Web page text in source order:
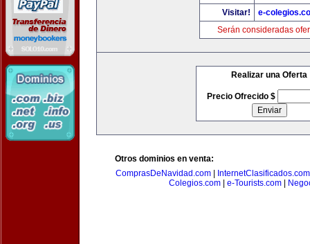
Visitar!
e-
Serán consideradas
Realizar una Oferta
Precio Ofrecido $
Otros dominios en venta:
ComprasDeNavidad.com
InternetClasificados.com
Colegios.com| e-Tourists.com|